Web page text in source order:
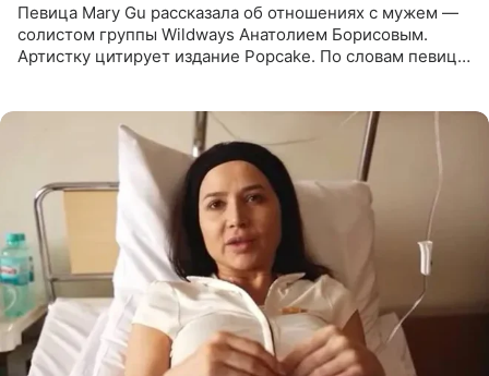
Певица Mary Gu рассказала об отношениях с мужем —
солистом группы Wildways Анатолием Борисовым.
Артистку цитирует издание Popcake. По словам певицы,